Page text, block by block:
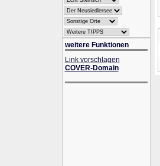
weitere Funktionen
Link vorschlagen
COVER-Domain